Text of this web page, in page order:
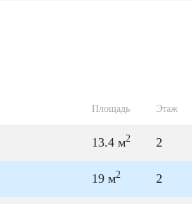
Площадь Этаж
13.4 м2 2
19 м2 2